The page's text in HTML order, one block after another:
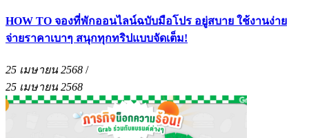
HOW TO จองที่พักออนไลน์ฉบับมือโปร อยู่สบาย ใช้งานง่าย
จ่ายราคาเบาๆ สนุกทุกทริปแบบจัดเต็ม!
25 เมษายน 2568 /
25 เมษายน 2568